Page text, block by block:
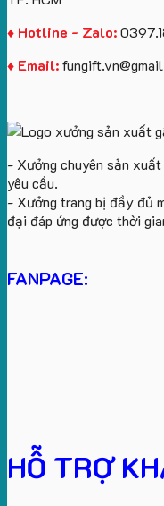
♦ Hotline - Zalo:
♦ Email:
- Xưởng chuyên sản xuất
yêu cầu.
- Xưởng trang bị đầy đủ
đại đáp ứng được thời
FANPAGE:
HỖ TRỢ